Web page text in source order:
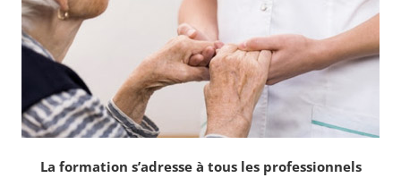
La formation s’adresse à tous les professionnels